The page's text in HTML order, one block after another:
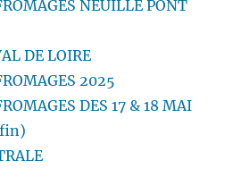
NEUILLE PONT
DE LOIRE
2025
DES 17 & 18 MAI